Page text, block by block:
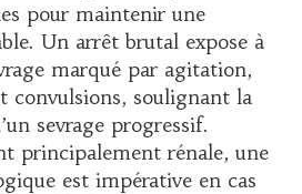
pour maintenir une
Un arrêt brutal expose à
marqué par agitation,
convulsions, soulignant la
sevrage progressif.
principalement rénale, une
est impérative en cas